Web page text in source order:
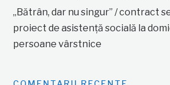
„Bătrân, dar nu singur” / contract
proiect de asistență socială la
persoane vârstnice